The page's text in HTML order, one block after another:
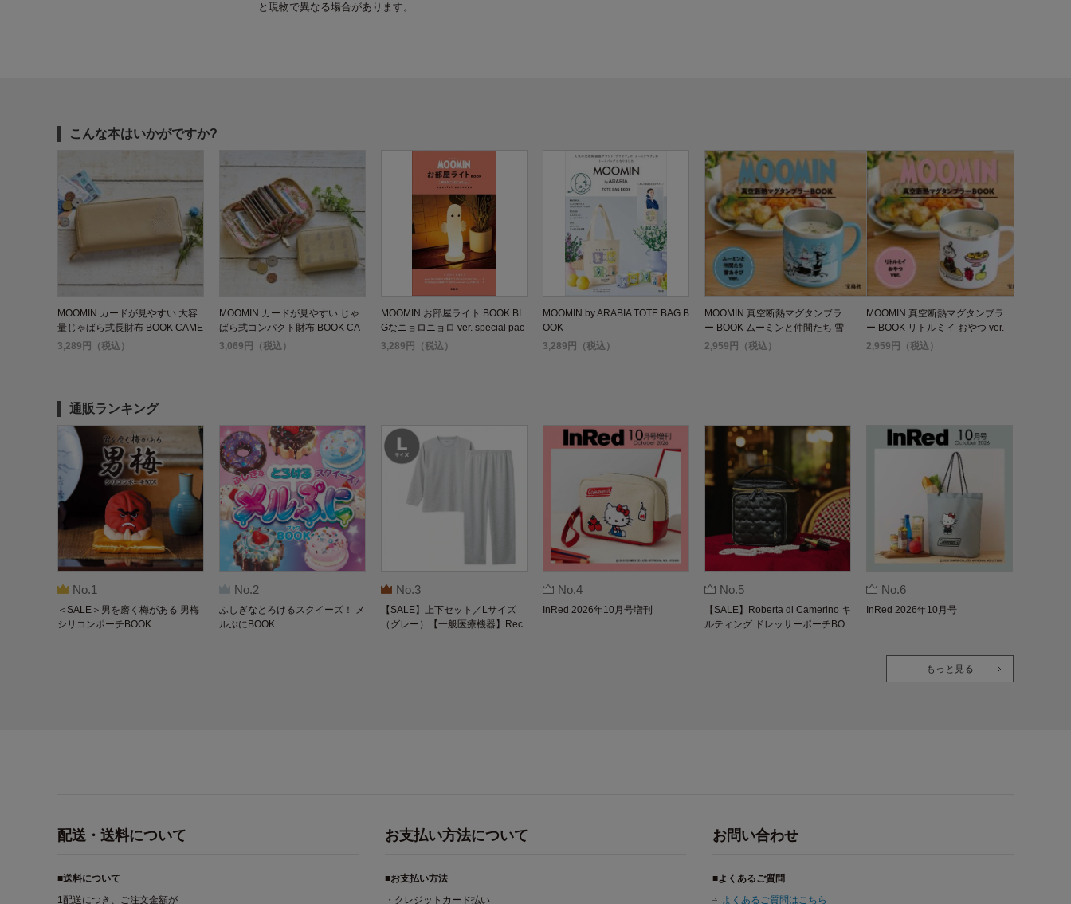
と現物で異なる場合があります。
こんな本はいかがですか?
MOOMIN カードが見やすい 大容
量じゃばら式長財布 BOOK CAME
L
3,289円（税込）
MOOMIN カードが見やすい じゃ
ばら式コンパクト財布 BOOK CA
MEL
3,069円（税込）
MOOMIN お部屋ライト BOOK BI
Gなニョロニョロ ver. special pac
kage
3,289円（税込）
MOOMIN by ARABIA TOTE BAG B
OOK
3,289円（税込）
MOOMIN 真空断熱マグタンブラ
ー BOOK ムーミンと仲間たち 雪
あそび ver.
2,959円（税込）
MOOMIN 真空断熱マグタンブラ
ー BOOK リトルミイ おやつ ver.
2,959円（税込）
通販ランキング
No.1
＜SALE＞男を磨く梅がある 男梅
シリコンポーチBOOK
No.2
ふしぎなとろけるスクイーズ！ メ
ルぷにBOOK
No.3
【SALE】上下セット／Lサイズ
（グレー）【一般医療機器】Rec
No.4
InRed 2026年10月号増刊
No.5
【SALE】Roberta di Camerino キ
ルティング ドレッサーポーチBO
No.6
InRed 2026年10月号
もっと見る
配送・送料について
■送料について
1配送につき、ご注文金額が
お支払い方法について
■お支払い方法
・クレジットカード払い
お問い合わせ
■よくあるご質問
よくあるご質問はこちら